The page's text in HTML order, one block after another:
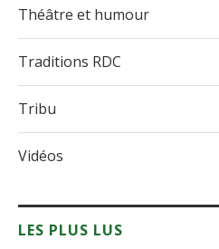
Théâtre et humour
Traditions RDC
Tribu
Vidéos
LES PLUS LUS